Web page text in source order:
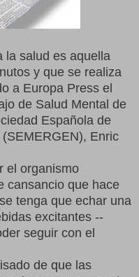
la salud es aquella
y que se realiza
a Europa Press el
de Salud Mental de
Española de
Enric
el organismo
cansancio que hace
tenga que echar una
excitantes --
seguir con el
de que las